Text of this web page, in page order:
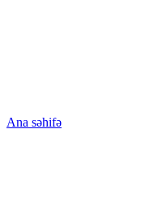
Ana səhifə